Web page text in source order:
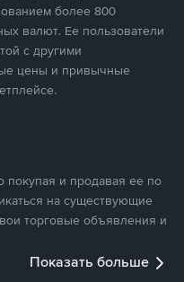
более 800
валют. Ее пользователи
с другими
цены и привычные
покупая и продавая ее по
на существующие
торговые объявления и
Показать больше